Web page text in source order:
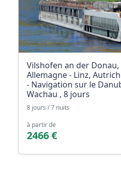
Vilshofen an der Donau,
Allemagne - Linz,
- Navigation sur le
Wachau , 8 jours
8 jours / 7 nuits
à partir de
2466 €